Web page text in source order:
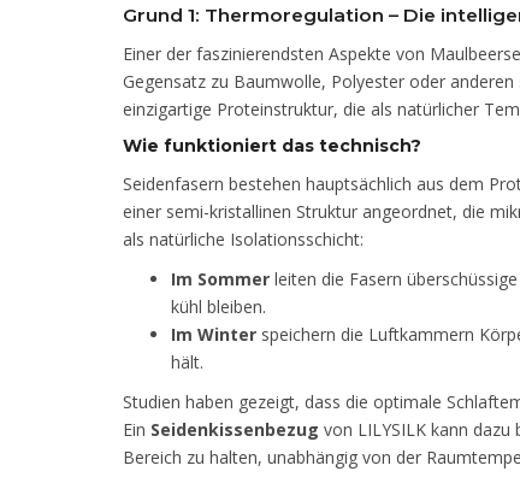
Grund 1: Thermoregulation – Die
Einer der faszinierendsten Aspekte von
Gegensatz zu Baumwolle, Polyester oder
einzigartige Proteinstruktur, die als natürlicher
Wie funktioniert das technisch?
Seidenfasern bestehen hauptsächlich aus dem
einer semi-kristallinen Struktur angeordnet, die
als natürliche Isolationsschicht:
Im Sommer leiten die Fasern
kühl bleiben.
Im Winter speichern die Luftkammern
hält.
Studien haben gezeigt, dass die optimale
Ein Seidenkissenbezug von LILYSILK kann
Bereich zu halten, unabhängig von der